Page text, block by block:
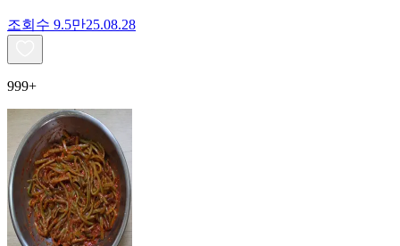
조회수 9.5만25.08.28
999+